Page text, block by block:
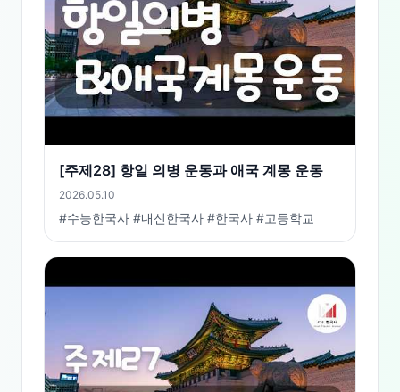
[주제28] 항일 의병 운동과 애국 계몽 운동
2026.05.10
#수능한국사 #내신한국사 #한국사 #고등학교